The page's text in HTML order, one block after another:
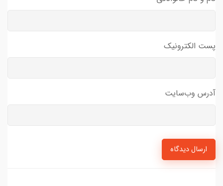
پست الکترونیک
آدرس وب‌سایت
ارسال دیدگاه